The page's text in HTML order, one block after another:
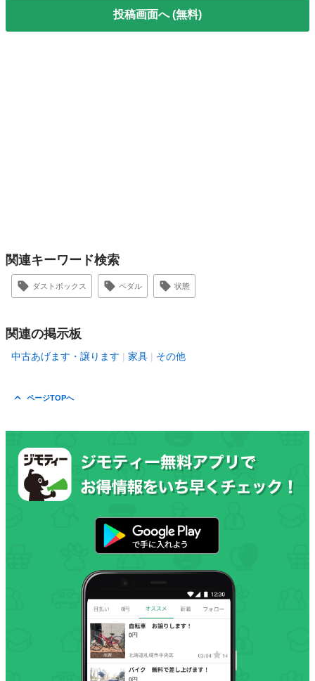
投稿画面へ (無料)
関連キーワード検索
ダストボックス ペダル 状態
関連の掲示板
中古あげます・譲ります 家具 その他
ページTOPへ